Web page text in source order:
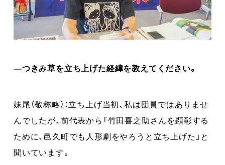
―つきみ草を立ち上げた経緯を教えてください。
妹尾（敬称略）：立ち上げ当初、私は団員ではありませ
んでしたが、前代表から「竹田喜之助さんを顕彰する
ために、邑久町でも人形劇をやろうと立ち上げた」と
聞いています。